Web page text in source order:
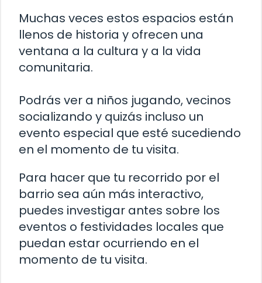
Muchas veces estos espacios están
llenos de historia y ofrecen una
ventana a la cultura y a la vida
comunitaria.
Podrás ver a niños jugando, vecinos
socializando y quizás incluso un
evento especial que esté sucediendo
en el momento de tu visita.
Para hacer que tu recorrido por el
barrio sea aún más interactivo,
puedes investigar antes sobre los
eventos o festividades locales que
puedan estar ocurriendo en el
momento de tu visita.